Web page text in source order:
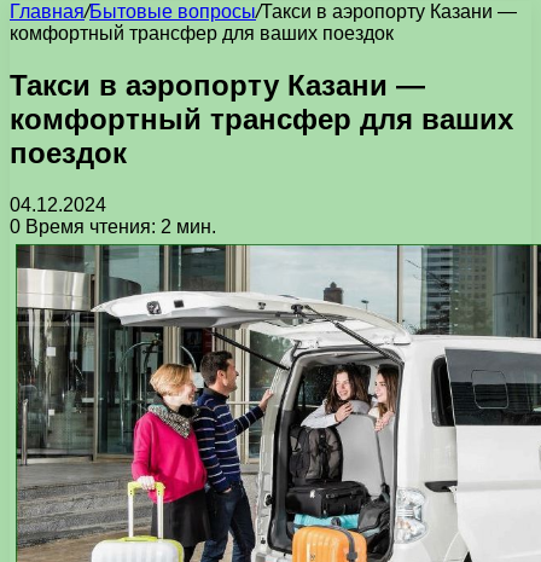
Главная/Бытовые вопросы/Такси в аэропорту Казани —
комфортный трансфер для ваших поездок
Такси в аэропорту Казани —
комфортный трансфер для ваших
поездок
04.12.2024
0 Время чтения: 2 мин.